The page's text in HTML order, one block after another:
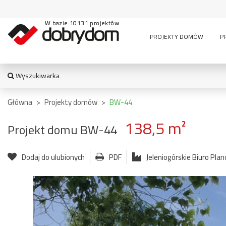
W bazie 10131 projektów
PROJEKTY DOMÓW
Wyszukiwarka
WYSZUKIWARKA
TYPY BUDYNKU:
jednorodzinny
dwurodzinny
wielomieszkaniowy
letniskowy
pensjonaty,
zajazdy i inne
altana
garaż
garaż z częścią
mieszkalną
stajnia
bud.
gospodarczy
bud.
usługową
usługowe
wiata
Główna > Projekty domów > BW-44
Projekt domu BW-44 138,5 m²
Dodaj do ulubionych PDF Jeleniogórskie Biuro